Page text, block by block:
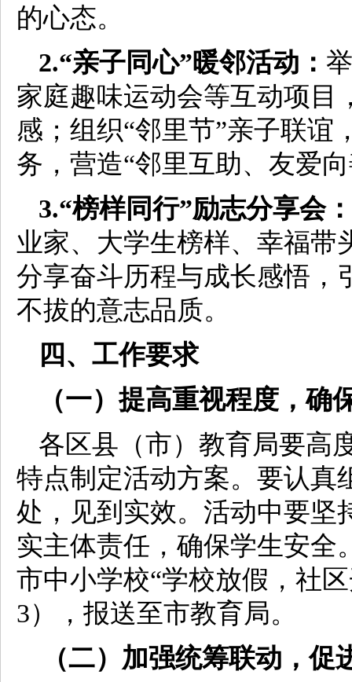
的心态。
2.“亲子同心”暖邻活动：
家庭趣味运动会等互动项目
感；组织“邻里节”亲子联谊
务，营造“邻里互助、友爱
3.“榜样同行”励志分享会：
业家、大学生榜样、幸福带
分享奋斗历程与成长感悟，
不拔的意志品质。
四、工作要求
（一）提高重视程度，确
各区县（市）教育局要高
特点制定活动方案。要认真
处，见到实效。活动中要坚
实主体责任，确保学生安全
市中小学校“学校放假，社
3），报送至市教育局。
（二）加强统筹联动，促